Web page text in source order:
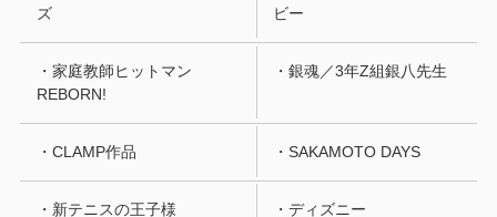
ズ
ビー
・家庭教師ヒットマン
REBORN!
・銀魂／3年Z組銀八先生
・CLAMP作品 ・SAKAMOTO DAYS
・新テニスの王子様 ・ディズニー